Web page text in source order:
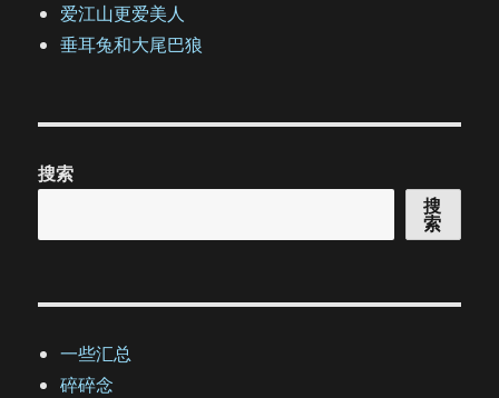
爱江山更爱美人
垂耳兔和大尾巴狼
搜索
搜
索
一些汇总
碎碎念